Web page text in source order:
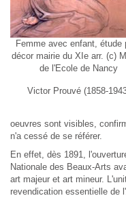
Femme avec enfant, étude
décor mairie du XIe arr. (c)
de l'Ecole de Nancy
Victor Prouvé (1858-
oeuvres sont visibles,
n'a cessé de se référer.
En effet, dès 1891,
Nationale des Beaux-Arts
art majeur et art mineur.
revendication essentielle de